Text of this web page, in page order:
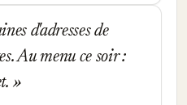
d'adresses de
Au menu ce soir :